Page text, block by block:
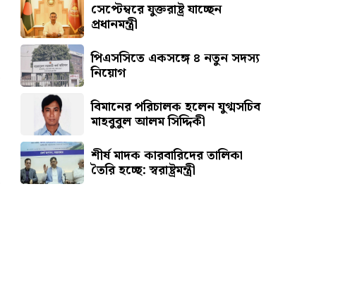
সেপ্টেম্বরে যুক্তরাষ্ট্র যাচ্ছেন
প্রধানমন্ত্রী
পিএসসিতে একসঙ্গে ৪ নতুন সদস্য
নিয়োগ
বিমানের পরিচালক হলেন যুগ্মসচিব
মাহবুবুল আলম সিদ্দিকী
শীর্ষ মাদক কারবারিদের তালিকা
তৈরি হচ্ছে: স্বরাষ্ট্রমন্ত্রী